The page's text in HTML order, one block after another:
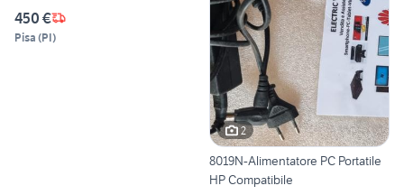
450 €
Pisa (PI)
2
8019N-Alimentatore PC Portatile
HP Compatibile